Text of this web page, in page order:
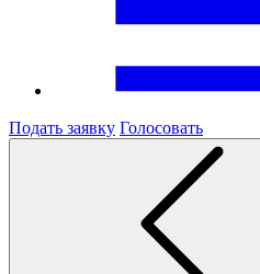
Подать заявку Голосовать